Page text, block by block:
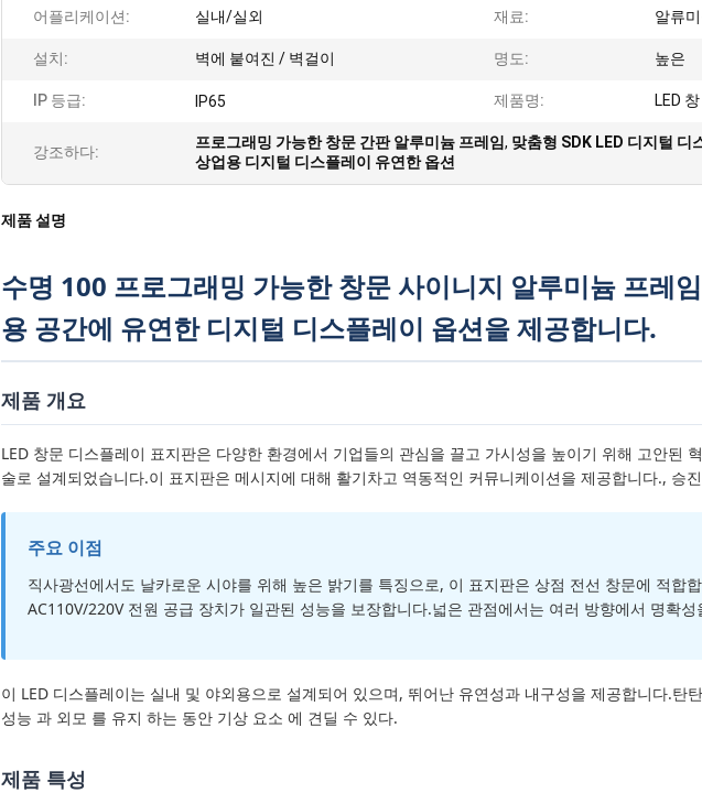
어플리케이션: 실내/실외 재료: 알류
설치: 벽에 붙여진 / 벽걸이 명도: 높은
IP 등급: IP65 제품명: LED
강조하다:
프로그래밍 가능한 창문 간판 알루미늄 프레임, 맞춤형 SDK LED 디지털 디
상업용 디지털 디스플레이 유연한 옵션
제품 설명
수명 100 프로그래밍 가능한 창문 사이니지 알루미늄 프레
용 공간에 유연한 디지털 디스플레이 옵션을 제공합니다.
제품 개요
LED 창문 디스플레이 표지판은 다양한 환경에서 기업들의 관심을 끌고 가시성을 높이기 위해 고안된
술로 설계되었습니다.이 표지판은 메시지에 대해 활기차고 역동적인 커뮤니케이션을 제공합니다., 승
주요 이점
직사광선에서도 날카로운 시야를 위해 높은 밝기를 특징으로, 이 표지판은 상점 전선 창문에 적합
AC110V/220V 전원 공급 장치가 일관된 성능을 보장합니다.넓은 관점에서는 여러 방향에서 명확성
이 LED 디스플레이는 실내 및 야외용으로 설계되어 있으며, 뛰어난 유연성과 내구성을 제공합니다.탄
성능 과 외모 를 유지 하는 동안 기상 요소 에 견딜 수 있다.
제품 특성